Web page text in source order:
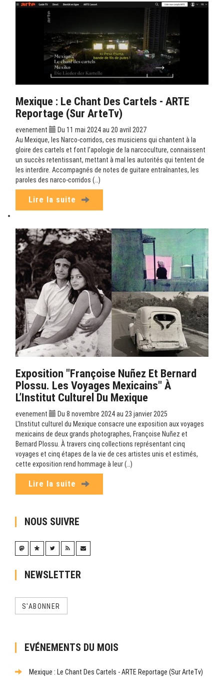
Mexique : Le Chant Des Cartels - ARTE
Reportage (sur ArteTv)
evenement
Du 11 mai 2024 au 20 avril 2027
Au Mexique, les Narco-corridos, ces musiciens qui chantent à la
gloire des cartels et font l’apologie de la narcoculture, connaissent
un succès retentissant, mettant à mal les autorités qui tentent de
les interdire. Accompagnés de notes de guitare entraînantes, les
paroles des narco-corridos (…)
Lire la suite
Exposition "Françoise Nuñez Et Bernard
Plossu. Les Voyages Mexicains" À
L’Institut Culturel Du Mexique
evenement
Du 8 novembre 2024 au 23 janvier 2025
L’Institut culturel du Mexique consacre une exposition aux voyages
mexicains de deux grands photographes, Françoise Nuñez et
Bernard Plossu. À travers cinq collections représentant cinq
voyages et cinq étapes de la vie de ces artistes unis et estimés,
cette exposition rend hommage à leur (…)
Lire la suite
NOUS SUIVRE
NEWSLETTER
S'ABONNER
EVÉNEMENTS DU MOIS
Mexique : Le Chant Des Cartels - ARTE Reportage (sur ArteTv)